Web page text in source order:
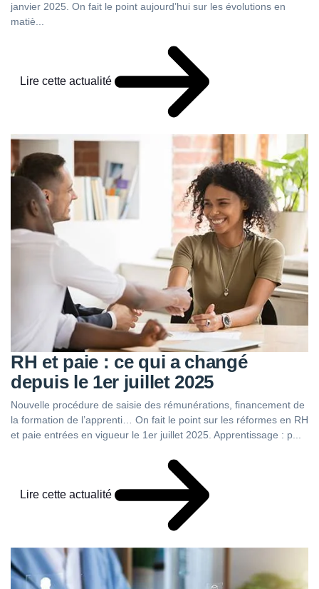
janvier 2025. On fait le point aujourd’hui sur les évolutions en
matiè...
Lire cette actualité
RH et paie : ce qui a changé
depuis le 1er juillet 2025
Nouvelle procédure de saisie des rémunérations, financement de
la formation de l’apprenti… On fait le point sur les réformes en RH
et paie entrées en vigueur le 1er juillet 2025. Apprentissage : p...
Lire cette actualité